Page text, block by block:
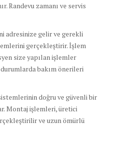
Randevu zamanı ve servis
adresinize gelir ve gerekli
gerçekleştirir. İşlem
size yapılan işlemler
bakım önerileri
doğru ve güvenli bir
Montaj işlemleri, üretici
ve uzun ömürlü